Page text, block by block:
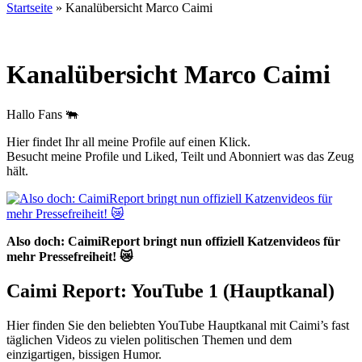
Startseite » Kanalübersicht Marco Caimi
Kanalübersicht Marco Caimi
Hallo Fans 🐃
Hier findet Ihr all meine Profile auf einen Klick.
Besucht meine Profile und Liked, Teilt und Abonniert was das Zeug
hält.
Also doch: CaimiReport bringt nun offiziell Katzenvideos für
mehr Pressefreiheit! 😿
Caimi Report: YouTube 1 (Hauptkanal)
Hier finden Sie den beliebten YouTube Hauptkanal mit Caimi’s fast
täglichen Videos zu vielen politischen Themen und dem
einzigartigen, bissigen Humor.